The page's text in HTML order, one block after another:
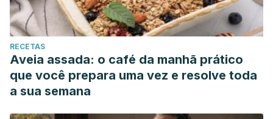
RECETAS
Aveia assada: o café da manhã prático
que você prepara uma vez e resolve toda
a sua semana